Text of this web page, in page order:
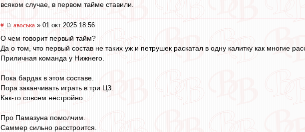
всяком случае, в первом тайме ставили.
# авоська » 01 окт 2025 18:56
О чем говорит первый тайм?
Да о том, что первый состав не таких уж и петрушек раскатал в одну калитку как многие
Приличная команда у Нижнего.
Пока бардак в этом составе.
Пора заканчивать играть в три ЦЗ.
Как-то совсем нестройно.
Про Памазуна помолчим.
Саммер сильно расстроится.